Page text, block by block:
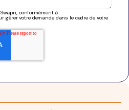
conformément à
gérer votre demande dans le cadre de votre